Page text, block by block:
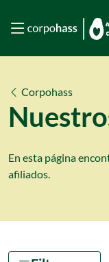
Corpohass
En esta página
afiliados.